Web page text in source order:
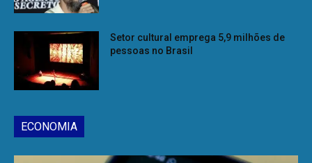
Setor cultural emprega 5,9 milhões de
pessoas no Brasil
ECONOMIA